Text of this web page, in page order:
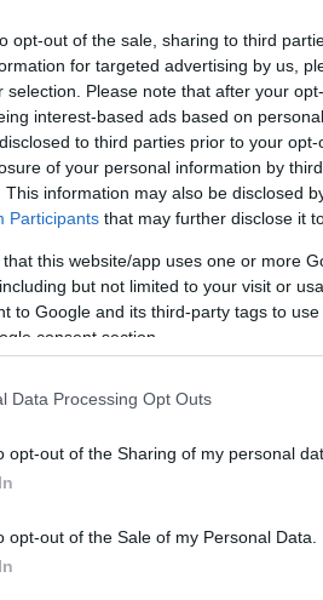
opt-out of the sale, sharing to third
for targeted advertising by us,
selection. Please note that after your
interest-based ads based on
to third parties prior to your
of your personal information by
This information may also be disclosed
Participants that may further disclose it
that this website/app uses one or more
but not limited to your visit or
to Google and its third-party tags to
consent section.
Data Processing Opt Outs
opt-out of the Sharing of my personal
opt-out of the Sale of my Personal Data.
ολοκλήρωση του
λόγω ενόχλησης στο
ενώ ο Μπουζούκης
κατοχής μπάλας και